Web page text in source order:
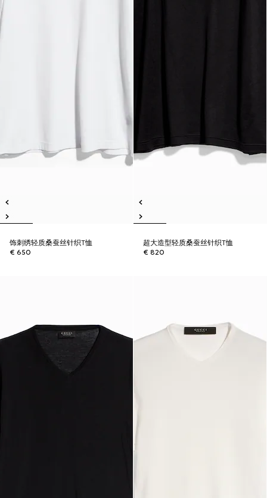
饰刺绣轻质桑蚕丝针织T恤
€ 650
超大造型轻质桑蚕丝针织T恤
€ 820